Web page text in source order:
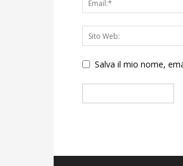
Salva il mio nome,